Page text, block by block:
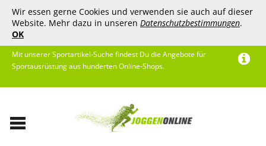
Wir essen gerne Cookies und verwenden sie auch auf dieser
Website. Mehr dazu in unseren Datenschutzbestimmungen.
OK
Mit unserer Sportartikel-Suche findest Du die Angebote für
Sportausrüstung aus hunderten Online-Shops.